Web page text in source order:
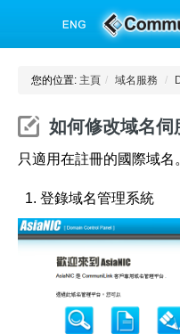
您的位置: 主頁 / 域名服務 /
如何修改域名伺
只適用在註冊的國際域名
登錄域名管理系統